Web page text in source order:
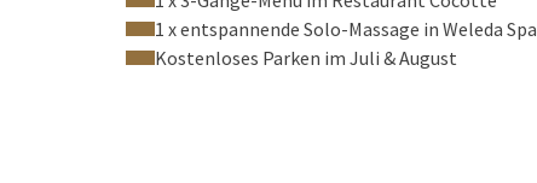
1 x entspannende Solo-Massage in Weleda Spa
Kostenloses Parken im Juli & August